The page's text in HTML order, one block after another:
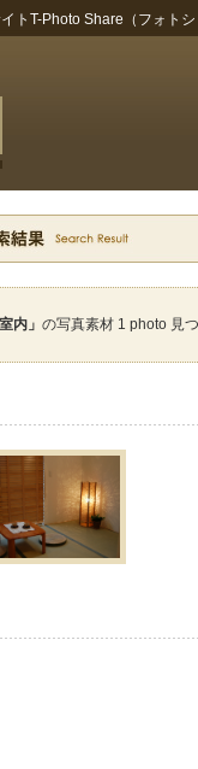
トT-Photo Share（フォト
室内」 の写真素材 1 photo 見